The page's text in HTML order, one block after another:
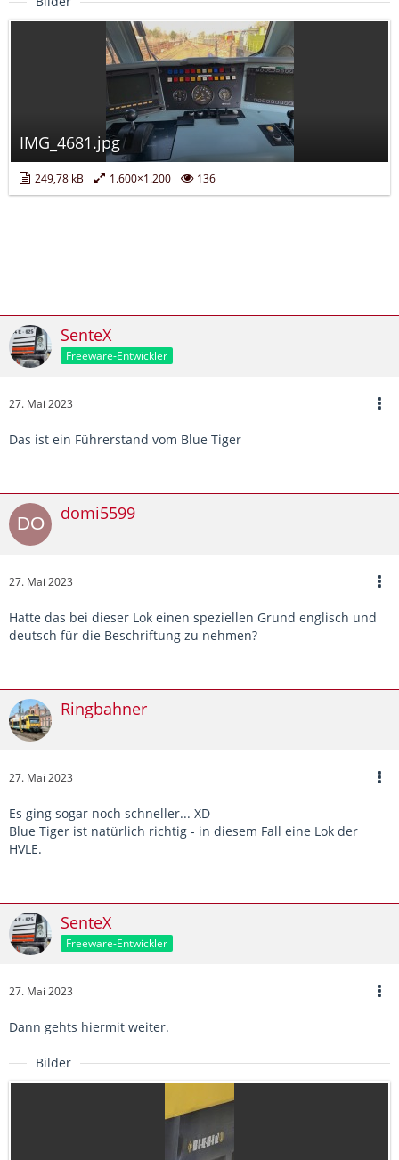
IMG_4681.jpg
249,78 kB 1.600×1.200 136
SenteX
Freeware-Entwickler
27. Mai 2023
Das ist ein Führerstand vom Blue Tiger
domi5599
27. Mai 2023
Hatte das bei dieser Lok einen speziellen Grund englisch und
deutsch für die Beschriftung zu nehmen?
Ringbahner
27. Mai 2023
Es ging sogar noch schneller... XD
Blue Tiger ist natürlich richtig - in diesem Fall eine Lok der
HVLE.
SenteX
Freeware-Entwickler
27. Mai 2023
Dann gehts hiermit weiter.
Bilder